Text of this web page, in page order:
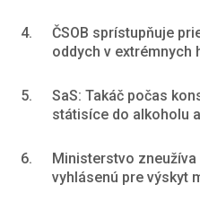
4.
ČSOB sprístupňuje
oddych v extrémnych
5.
SaS: Takáč počas
státisíce do alkoholu
6.
Ministerstvo
vyhlásenú pre výskyt